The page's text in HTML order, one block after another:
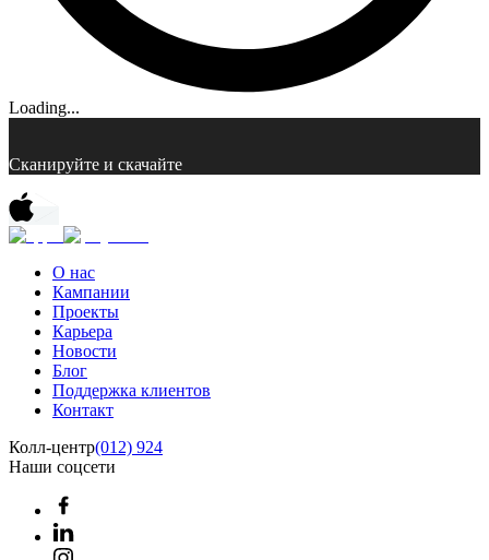
Loading...
Сканируйте и скачайте
О нас
Кампании
Проекты
Карьера
Новости
Блог
Поддержка клиентов
Контакт
Колл-центр(012) 924
Наши соцсети